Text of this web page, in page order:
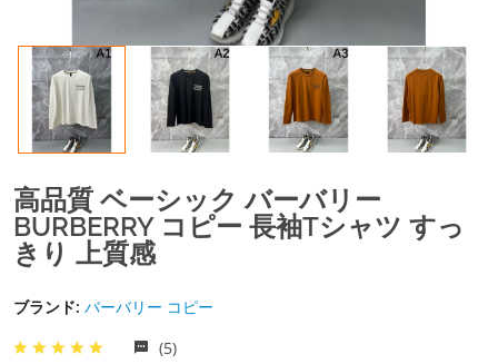
高品質 ベーシック バーバリー
BURBERRY コピー 長袖Tシャツ すっ
きり 上質感
ブランド: バーバリー コピー
(5)